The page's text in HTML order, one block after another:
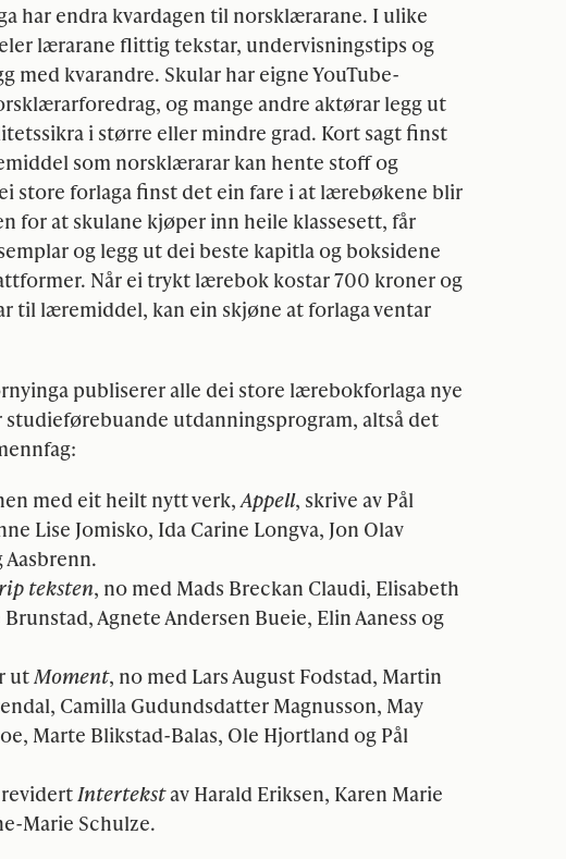
har endra kvardagen til norsklærarane. I ulike
lærarane flittig tekstar, undervisningstips og
med kvarandre. Skular har eigne YouTube-
og mange andre aktørar legg ut
i større eller mindre grad. Kort sagt finst
som norsklærarar kan hente stoff og
store forlaga finst det ein fare i at lærebøkene blir
for at skulane kjøper inn heile klassesett, får
og legg ut dei beste kapitla og boksidene
Når ei trykt lærebok kostar 700 kroner og
til læremiddel, kan ein skjøne at forlaga ventar
publiserer alle dei store lærebokforlaga nye
utdanningsprogram, altså det
med eit heilt nytt verk,Appell, skrive av Pål
Lise Jomisko, Ida Carine Longva, Jon Olav
teksten, no med Mads Breckan Claudi, Elisabeth
Agnete Andersen Bueie, Elin Aaness og
utMoment, no med Lars August Fodstad, Martin
Camilla Gudundsdatter Magnusson, May
Marte Blikstad-Balas, Ole Hjortland og Pål
revidertIntertekstav Harald Eriksen, Karen Marie
Marie Schulze.